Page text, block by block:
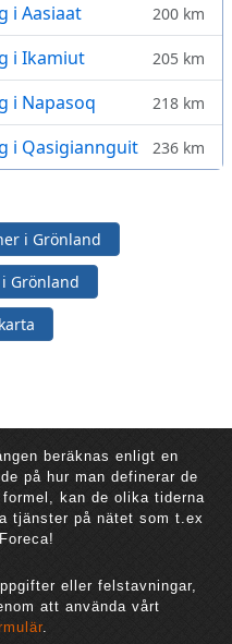
i Aasiaat 200 km
i Ikamiut 205 km
i Napasoq 218 km
i Qasigiannguit 236 km
i Grönland
Grönland
beräknas enligt en
på hur man definerar de
kan de olika tiderna
tjänster på nätet som t.ex
eller felstavningar,
att använda vårt
.